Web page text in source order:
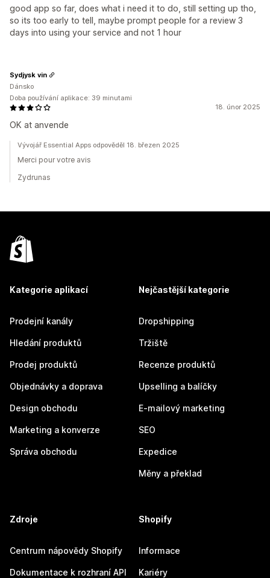
good app so far, does what i need it to do, still setting up tho,
so its too early to tell, maybe prompt people for a review 3
days into using your service and not 1 hour
18. únor 2025
OK at anvende
Sydjysk vin
Dánsko
Doba používání aplikace: 39 minutami
Vývojář Essential Apps odpověděl 18. březen 2025
Merci pour votre avis
Zydrunas
Kategorie aplikací
Prodejní kanály
Hledání produktů
Prodej produktů
Objednávky a doprava
Design obchodu
Marketing a konverze
Správa obchodu
Nejčastější kategorie
Dropshipping
Tržiště
Recenze produktů
Upselling a balíčky
E-mailový marketing
SEO
Expedice
Měny a překlad
Zdroje
Centrum nápovědy Shopify
Dokumentace k rozhraní API
Shopify
Informace
Kariéry